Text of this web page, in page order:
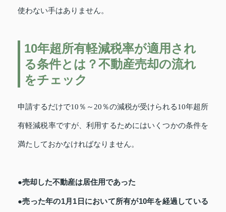
使わない手はありません。
10年超所有軽減税率が適用され
る条件とは？不動産売却の流れ
をチェック
申請するだけで10％～20％の減税が受けられる10年超所
有軽減税率ですが、利用するためにはいくつかの条件を
満たしておかなければなりません。
●売却した不動産は居住用であった
●売った年の1月1日において所有が10年を経過している